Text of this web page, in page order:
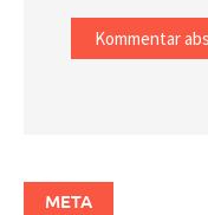
META